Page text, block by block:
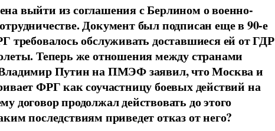
выйти из соглашения с Берлином о военно-
Документ был подписан еще в 90-е
требовалось обслуживать доставшиеся ей от ГДР
Теперь же отношения между странами
Путин на ПМЭФ заявил, что Москва и
ФРГ как соучастницу боевых действий на
договор продолжал действовать до этого
последствиям приведет отказ от него?